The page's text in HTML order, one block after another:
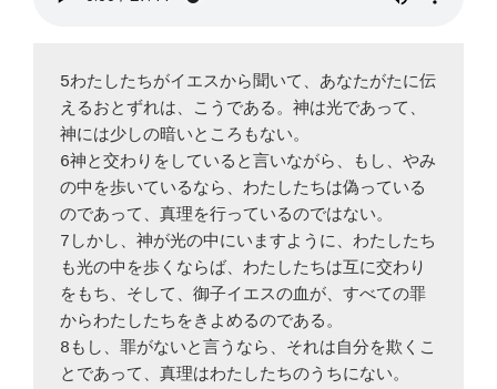
5わたしたちがイエスから聞いて、あなたがたに伝
えるおとずれは、こうである。神は光であって、
神には少しの暗いところもない。
6神と交わりをしていると言いながら、もし、やみ
の中を歩いているなら、わたしたちは偽っている
のであって、真理を行っているのではない。
7しかし、神が光の中にいますように、わたしたち
も光の中を歩くならば、わたしたちは互に交わり
をもち、そして、御子イエスの血が、すべての罪
からわたしたちをきよめるのである。
8もし、罪がないと言うなら、それは自分を欺くこ
とであって、真理はわたしたちのうちにない。